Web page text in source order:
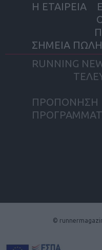
Η ΕΤΑΙΡΕΙΑ
ΣΗΜΕΙΑ
RUNNING
ΠΡΟΠΟΝΗΣΗ
©